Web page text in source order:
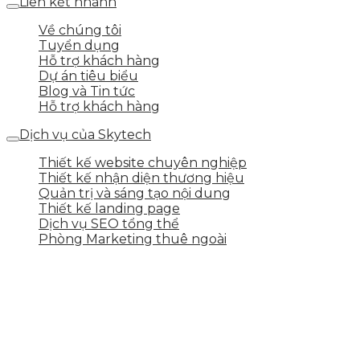
Về chúng tôi
Tuyển dụng
Hỗ trợ khách hàng
Dự án tiêu biểu
Blog và Tin tức
Hỗ trợ khách hàng
Dịch vụ của Skytech
Thiết kế website chuyên nghiệp
Thiết kế nhận diện thương hiệu
Quản trị và sáng tạo nội dung
Thiết kế landing page
Dịch vụ SEO tổng thể
Phòng Marketing thuê ngoài